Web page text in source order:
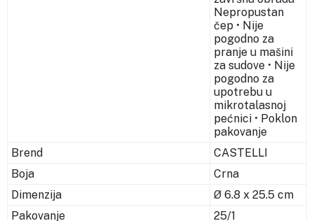
Nepropustan
čep • Nije
pogodno za
pranje u mašini
za sudove • Nije
pogodno za
upotrebu u
mikrotalasnoj
pećnici • Poklon
pakovanje
Brend
CASTELLI
Boja
Crna
Dimenzija
Ø 6.8 x 25.5 cm
Pakovanje
25/1